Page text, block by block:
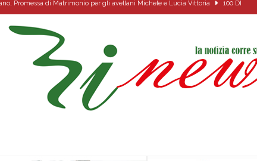
Promessa di Matrimonio per gli avellani Michele e Lucia Vittoria 100 DI
di energia elettrica – i Carabinieri denunciano un 65enne
sei per me lo specchio e il porto” D’Amelio: “Gettiamo un seme d’impegno futuro
di Sant’Andrea — Appello per l’inclusione e la tutela delle tradizioni di Sirignano